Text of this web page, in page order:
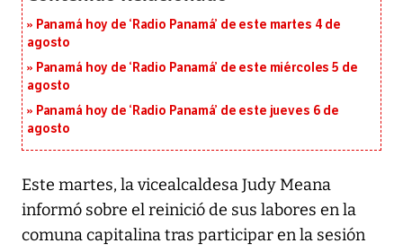
Panamá hoy de ‘Radio Panamá’ de este martes 4 de
agosto
Panamá hoy de ‘Radio Panamá’ de este miércoles 5 de
agosto
Panamá hoy de ‘Radio Panamá’ de este jueves 6 de
agosto
Este martes, la vicealcaldesa Judy Meana
informó sobre el reinició de sus labores en la
comuna capitalina tras participar en la sesión